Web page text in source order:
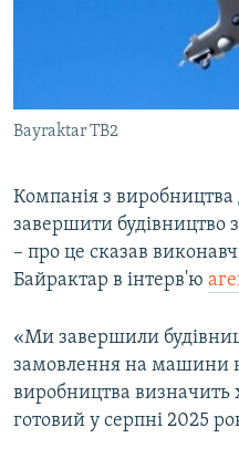
ІНФОГРАФІКА
ДОЛУЧАЙСЯ!
Усі сайти RFE/RL
Bayraktar TB2
Компанія з виробництва
завершити будівництво
– про це сказав
Байрактар в інтерв'ю
«Ми завершили
замовлення на машини
виробництва визначить
готовий у серпні 2025